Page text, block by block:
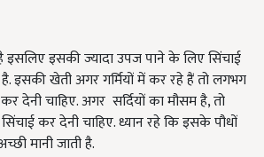
इसकी ज्यादा उपज पाने के लिए सिंचाई
इसकी खेती अगर गर्मियों में कर रहे हैं तो लगभग
देनी चाहिए. अगर सर्दियों का मौसम है, तो
कर देनी चाहिए. ध्यान रहे कि इसके पौधों
मानी जाती है.